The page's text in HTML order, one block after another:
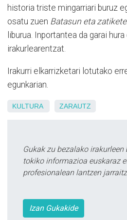
historia triste mingarriari buruz
osatu zuen Batasun eta
liburua. Inportantea da garai
irakurlearentzat.
Irakurri elkarrizketari lotutako
egunkarian.
KULTURA ZARAUTZ
Gukak zu bezalako irakurleen
tokiko informazioa euskaraz
profesionalean lantzen
Izan Gukakide